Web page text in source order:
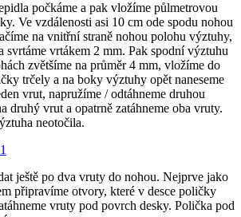
počkáme a pak vložíme půlmetrovou
Ve vzdálenosti asi 10 cm ode spodu nohou
na vnitřní straně nohou polohu výztuhy,
svrtáme vrtákem 2 mm. Pak spodní výztuhu
zvětšíme na průměr 4 mm, vložíme do
trčely a na boky výztuhy opět naneseme
vrut, napružíme / odtáhneme druhou
druhý vrut a opatrně zatáhneme oba vruty.
neotočila.
ještě po dva vruty do nohou. Nejprve jako
připravíme otvory, které v desce poličky
vruty pod povrch desky. Polička pod